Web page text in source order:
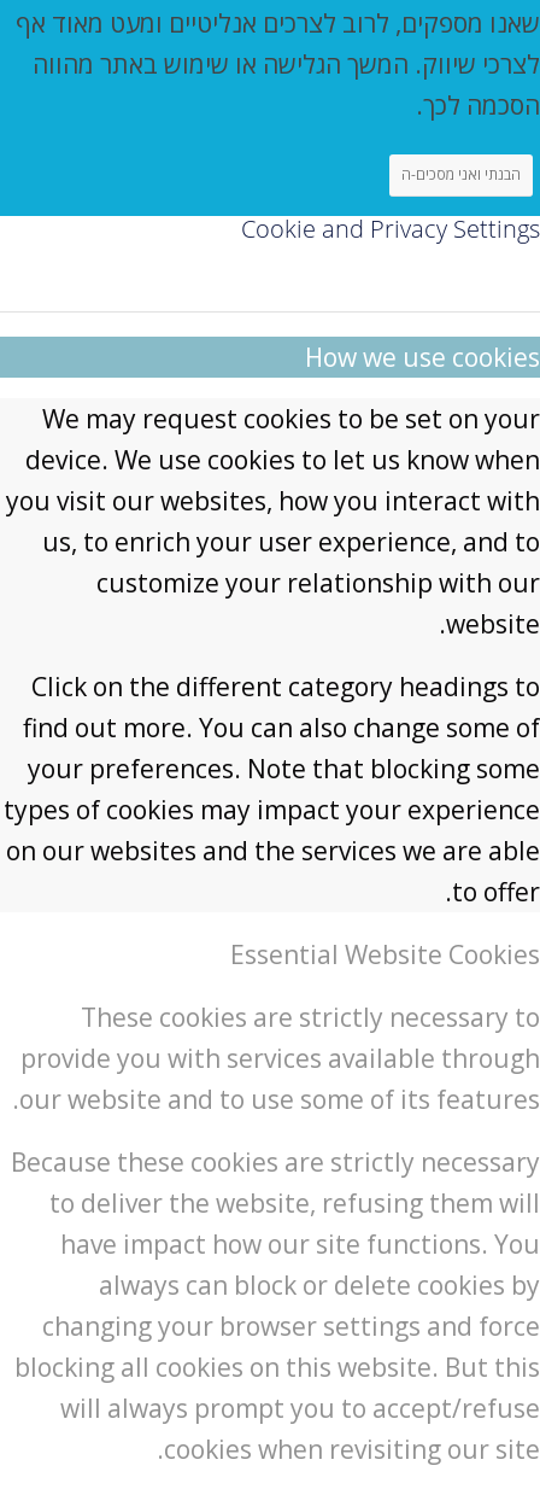
שאנו מספקים, לרוב לצרכים אנליטיים ומעט מאוד אף
לצרכי שיווק. המשך הגלישה או שימוש באתר מהווה
הסכמה לכך.
הבנתי ואני מסכים-ה
Cookie and Privacy Settings
How we use cookies
We may request cookies to be set on your
device. We use cookies to let us know when
you visit our websites, how you interact with
us, to enrich your user experience, and to
customize your relationship with our
website.
Click on the different category headings to
find out more. You can also change some of
your preferences. Note that blocking some
types of cookies may impact your experience
on our websites and the services we are able
to offer.
Essential Website Cookies
These cookies are strictly necessary to
provide you with services available through
our website and to use some of its features.
Because these cookies are strictly necessary
to deliver the website, refusing them will
have impact how our site functions. You
always can block or delete cookies by
changing your browser settings and force
blocking all cookies on this website. But this
will always prompt you to accept/refuse
cookies when revisiting our site.